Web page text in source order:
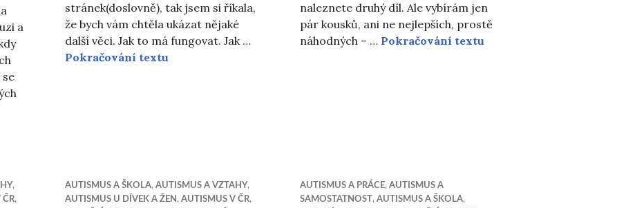
a
stránek(doslovně), tak jsem si říkala,
že bych vám chtěla ukázat nějaké
další věci. Jak to má fungovat. Jak …
Pokračování textu
naleznete druhý díl. Ale vybírám jen
pár kousků, ani ne nejlepších, prostě
náhodných – … Pokračování textu
,
ČR,
AUTISMUS A ŠKOLA, AUTISMUS A VZTAHY,
AUTISMUS U DÍVEK A ŽEN , AUTISMUS V ČR,
AUTISMUS A PRÁCE, AUTISMUS A
SAMOSTATNOST , AUTISMUS A ŠKOLA,